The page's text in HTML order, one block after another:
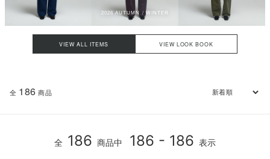
2026 AUTUMN / WINTER
VIEW ALL ITEMS VIEW LOOK BOOK
全 186 商品
全 186 商品中 186 - 186 表示